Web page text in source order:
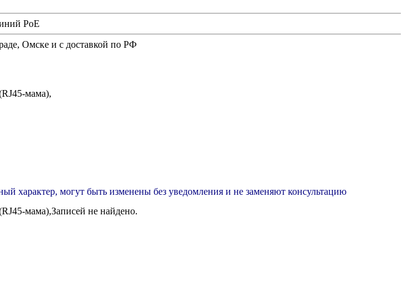
PoE
Омске и с доставкой по РФ
мама),
характер, могут быть изменены без уведомления и не заменяют консультацию
мама),Записей не найдено.